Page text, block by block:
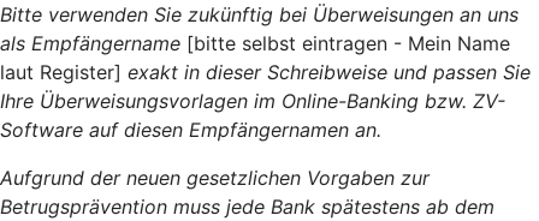
Bitte verwenden Sie zukünftig bei Überweisungen an uns
als Empfängername [bitte selbst eintragen - Mein Name
laut Register] exakt in dieser Schreibweise und passen Sie
Ihre Überweisungsvorlagen im Online-Banking bzw. ZV-
Software auf diesen Empfängernamen an.
Aufgrund der neuen gesetzlichen Vorgaben zur
Betrugsprävention muss jede Bank spätestens ab dem